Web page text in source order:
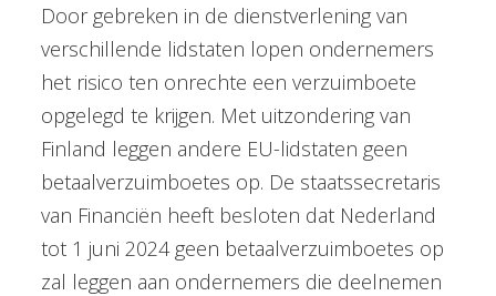
Door gebreken in de dienstverlening van
verschillende lidstaten lopen ondernemers
het risico ten onrechte een verzuimboete
opgelegd te krijgen. Met uitzondering van
Finland leggen andere EU-lidstaten geen
betaalverzuimboetes op. De staatssecretaris
van Financiën heeft besloten dat Nederland
tot 1 juni 2024 geen betaalverzuimboetes op
zal leggen aan ondernemers die deelnemen